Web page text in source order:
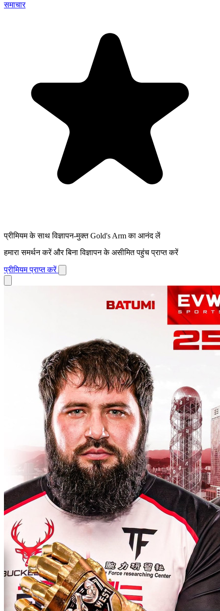
समाचार
प्रीमियम के साथ विज्ञापन-मुक्त Gold's Arm का आनंद लें
हमारा समर्थन करें और बिना विज्ञापन के असीमित पहुंच प्राप्त करें
प्रीमियम प्राप्त करें